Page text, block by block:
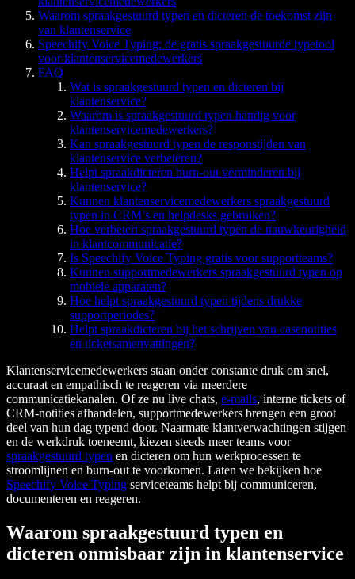
Waarom spraakgestuurd typen en dicteren de toekomst zijn
van klantenservice
Speechify Voice Typing: de gratis spraakgestuurde typetool
voor klantenservicemedewerkers
FAQ
Wat is spraakgestuurd typen en dicteren bij
klantenservice?
Waarom is spraakgestuurd typen handig voor
klantenservicemedewerkers?
Kan spraakgestuurd typen de responstijden van
klantenservice verbeteren?
Helpt spraakdicteren burn-out verminderen bij
klantenservice?
Kunnen klantenservicemedewerkers spraakgestuurd
typen in CRM’s en helpdesks gebruiken?
Hoe verbetert spraakgestuurd typen de nauwkeurigheid
in klantcommunicatie?
Is Speechify Voice Typing gratis voor supportteams?
Kunnen supportmedewerkers spraakgestuurd typen op
mobiele apparaten?
Hoe helpt spraakgestuurd typen tijdens drukke
supportperiodes?
Helpt spraakdicteren bij het schrijven van casenotities
en ticketsamenvattingen?
Klantenservicemedewerkers staan onder constante druk om snel,
accuraat en empathisch te reageren via meerdere
communicatiekanalen. Of ze nu live chats, e-mails, interne tickets of
CRM-notities afhandelen, supportmedewerkers brengen een groot
deel van hun dag typend door. Naarmate klantverwachtingen stijgen
en de werkdruk toeneemt, kiezen steeds meer teams voor
spraakgestuurd typen en dicteren om hun werkprocessen te
stroomlijnen en burn-out te voorkomen. Laten we bekijken hoe
Speechify Voice Typing serviceteams helpt bij communiceren,
documenteren en reageren.
Waarom spraakgestuurd typen en
dicteren onmisbaar zijn in klantenservice